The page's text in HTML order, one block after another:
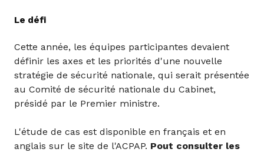
Le défi
Cette année, les équipes participantes devaient
définir les axes et les priorités d'une nouvelle
stratégie de sécurité nationale, qui serait présentée
au Comité de sécurité nationale du Cabinet,
présidé par le Premier ministre.
L'étude de cas est disponible en français et en
anglais sur le site de l'ACPAP. Pout consulter les